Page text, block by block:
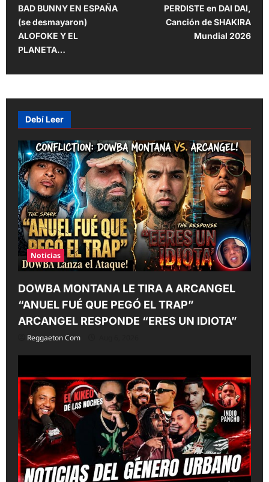
s
t
n
a
i
g
a
t
i
o
n
BAD BUNNY EN ESPAÑA
(se desmayaron)
ALOFOKE Y EL
PLANETA…
PERDISTE en DAI DAI,
Canción de SHAKIRA
Mundial 2026
Debí Leer
Noticias
DOWBA MONTANA LE TIRA A ARCANGEL
“ANUEL FUÉ QUE PEGÓ EL TRAP”
ARCANGEL RESPONDE “ERES UN IDIOTA”
Reggaeton Com